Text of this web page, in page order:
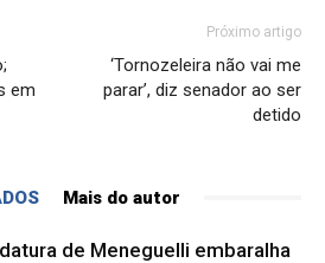
em
Próximo artigo
‘Tornozeleira não vai me
parar’, diz senador ao ser
detido
Mais do autor
de Meneguelli embaralha